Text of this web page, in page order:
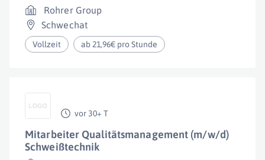
Rohrer Group
Schwechat
Vollzeit ab 21,96€ pro Stunde
vor 30+ T
Mitarbeiter Qualitätsmanagement (m/w/d)
Schweißtechnik